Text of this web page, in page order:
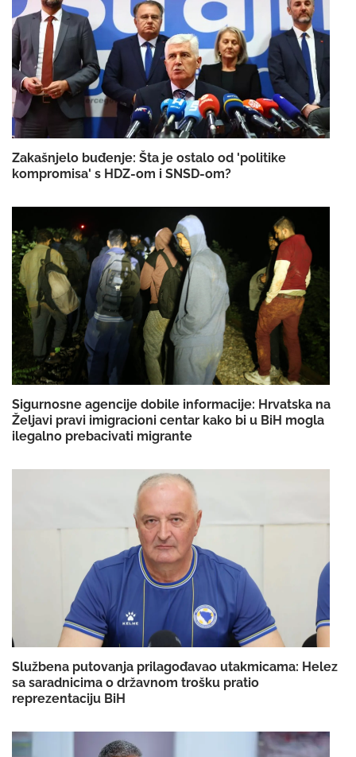
Zakašnjelo buđenje: Šta je ostalo od 'politike
kompromisa' s HDZ-om i SNSD-om?
Sigurnosne agencije dobile informacije: Hrvatska na
Željavi pravi imigracioni centar kako bi u BiH mogla
ilegalno prebacivati migrante
Službena putovanja prilagođavao utakmicama: Helez
sa saradnicima o državnom trošku pratio
reprezentaciju BiH